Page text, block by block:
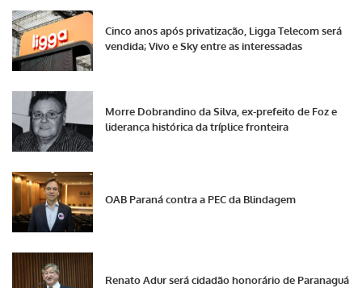
Cinco anos após privatização, Ligga Telecom será
vendida; Vivo e Sky entre as interessadas
Morre Dobrandino da Silva, ex-prefeito de Foz e
liderança histórica da tríplice fronteira
OAB Paraná contra a PEC da Blindagem
Renato Adur será cidadão honorário de Paranaguá